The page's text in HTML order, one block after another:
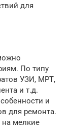
для
По типу
УЗИ, МРТ,
и т.д.
и
для ремонта.
на мелкие